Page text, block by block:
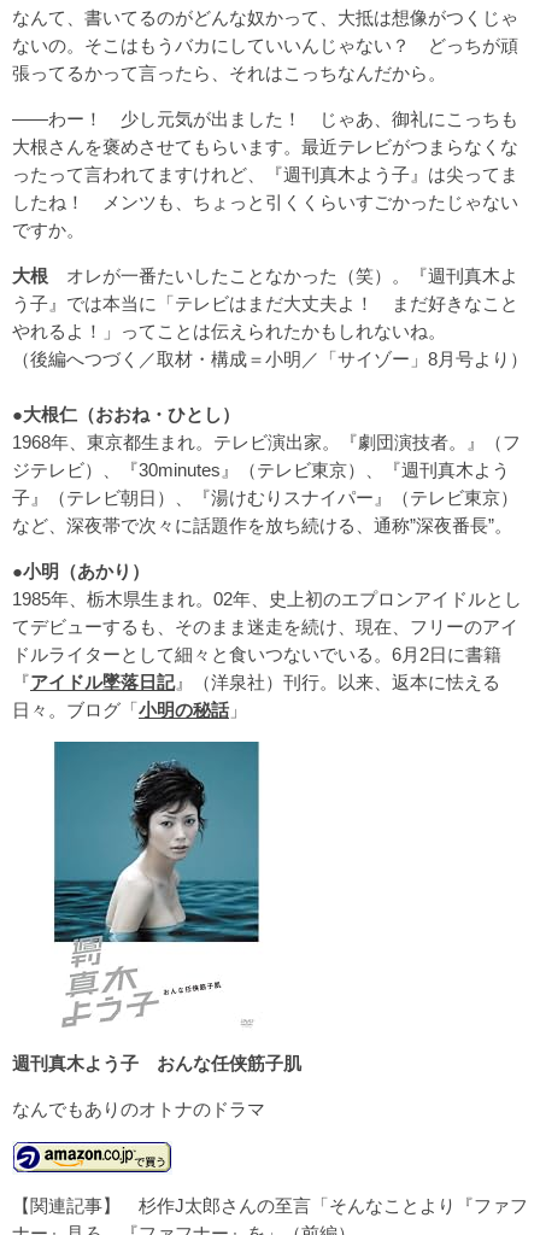
なんて、書いてるのがどんな奴かって、大抵は想像がつくじゃ
ないの。そこはもうバカにしていいんじゃない？ どっちが頑
張ってるかって言ったら、それはこっちなんだから。
――わー！ 少し元気が出ました！ じゃあ、御礼にこっちも
大根さんを褒めさせてもらいます。最近テレビがつまらなくな
ったって言われてますけれど、『週刊真木よう子』は尖ってま
したね！ メンツも、ちょっと引くくらいすごかったじゃない
ですか。
大根 オレが一番たいしたことなかった（笑）。『週刊真木よ
う子』では本当に「テレビはまだ大丈夫よ！ まだ好きなこと
やれるよ！」ってことは伝えられたかもしれないね。
（後編へつづく／取材・構成＝小明／ 「サイゾー」8月号より）
●大根仁（おおね・ひとし）
1968年、東京都生まれ。テレビ演出家。『劇団演技者。』（フ
ジテレビ）、『30minutes』（テレビ東京）、『週刊真木よう
子』（テレビ朝日）、『湯けむりスナイパー』（テレビ東京）
など、深夜帯で次々に話題作を放ち続ける、通称”深夜番長”。
●小明（あかり）
1985年、栃木県生まれ。02年、史上初のエプロンアイドルとし
てデビューするも、そのまま迷走を続け、現在、フリーのアイ
ドルライターとして細々と食いつないでいる。6月2日に書籍
『アイドル墜落日記』（洋泉社）刊行。以来、返本に怯える
日々。ブログ「小明の秘話 」
週刊真木よう子 おんな任侠筋子肌
なんでもありのオトナのドラマ
【関連記事】 杉作J太郎さんの至言「そんなことより『ファフ